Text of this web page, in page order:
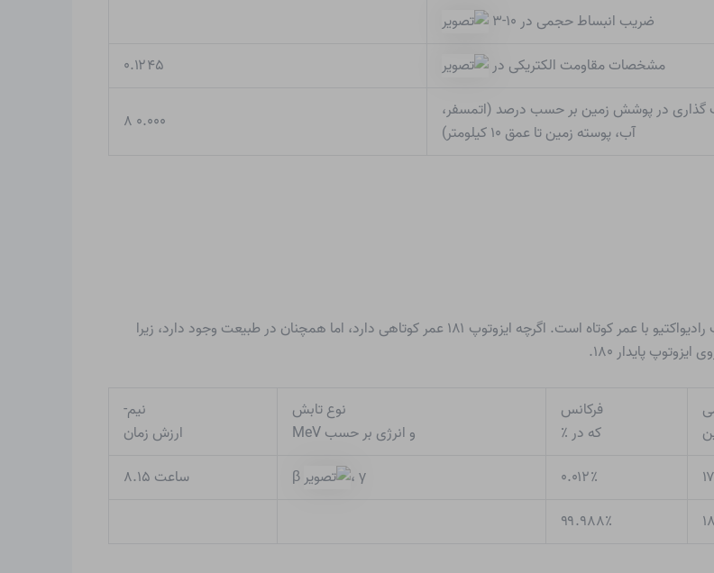
ضریب انبساط حجمی در ۱۰-۳
مشخصات مقاومت الکتریکی در
۰.۱۲۴۵
گذاری در پوشش زمین بر حسب درصد (اتمسفر،
آب، پوسته زمین تا عمق ۱۰ کیلومتر)
۰.۰۰۰ ۸
تانتالیوم طبیعی مخلوطی از یک ایزوتوپ پایدار و مقادیر کمی از یک ایزوتوپ رادیواکتیو با عمر کوتاه است. اگرچه ایزوتوپ ۱۸۱ عمر کوتاهی دارد، اما همچنان در طبیعت وجود دارد، زیرا
پایدار ۱۸۰.
فرکانس
که در ٪
نوع تابش
و انرژی بر حسب MeV
نیم-
ارزش زمان
۰.۰۱۲٪ β ، γ
ساعت ۸.۱۵
۹۹.۹۸۸٪